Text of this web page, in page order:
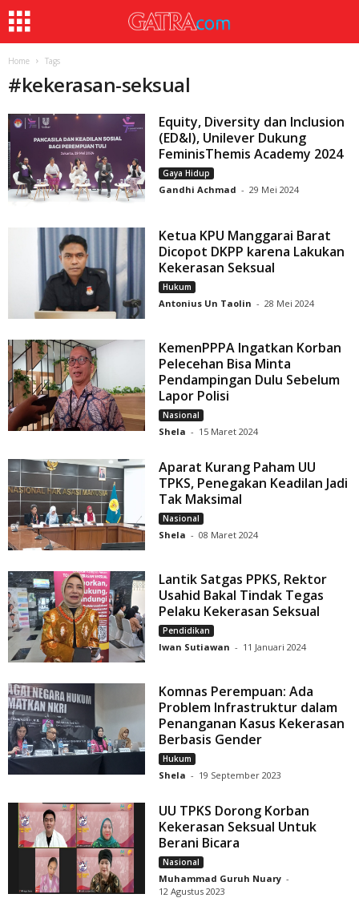
Home Tags
#kekerasan-seksual
Equity, Diversity dan Inclusion
(ED&I), Unilever Dukung
FeminisThemis Academy 2024
Gaya Hidup
Gandhi Achmad - 29 Mei 2024
Ketua KPU Manggarai Barat
Dicopot DKPP karena Lakukan
Kekerasan Seksual
Hukum
Antonius Un Taolin - 28 Mei 2024
KemenPPPA Ingatkan Korban
Pelecehan Bisa Minta
Pendampingan Dulu Sebelum
Lapor Polisi
Nasional
Shela - 15 Maret 2024
Aparat Kurang Paham UU
TPKS, Penegakan Keadilan Jadi
Tak Maksimal
Nasional
Shela - 08 Maret 2024
Lantik Satgas PPKS, Rektor
Usahid Bakal Tindak Tegas
Pelaku Kekerasan Seksual
Pendidikan
Iwan Sutiawan - 11 Januari 2024
Komnas Perempuan: Ada
Problem Infrastruktur dalam
Penanganan Kasus Kekerasan
Berbasis Gender
Hukum
Shela - 19 September 2023
UU TPKS Dorong Korban
Kekerasan Seksual Untuk
Berani Bicara
Nasional
Muhammad Guruh Nuary -
12 Agustus 2023